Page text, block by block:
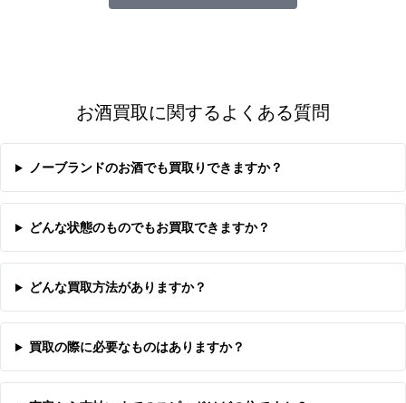
お酒買取に関するよくある質問
ノーブランドのお酒でも買取りできますか？
どんな状態のものでもお買取できますか？
どんな買取方法がありますか？
買取の際に必要なものはありますか？